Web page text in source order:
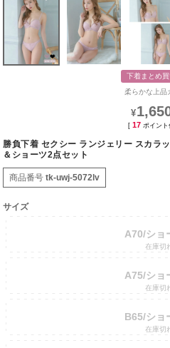
下着まとめ
柔らかな上品
¥
[ 17 ポイント
勝負下着 セクシー ランジェリー スカラ
＆ショーツ2点セット
商品番号 tk-uwj-5072lv
サイズ
A70/ショ
在庫切
A75/ショ
在庫切
B65/ショ
在庫切